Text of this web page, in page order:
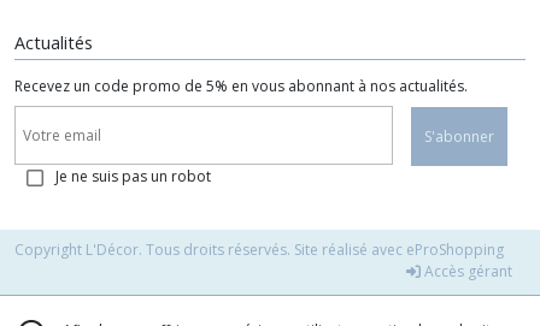
Actualités
Recevez un code promo de 5% en vous abonnant à nos actualités.
S'abonner
Je ne suis pas un robot
Copyright L'Décor. Tous droits réservés. Site réalisé avec eProShopping
Accès gérant